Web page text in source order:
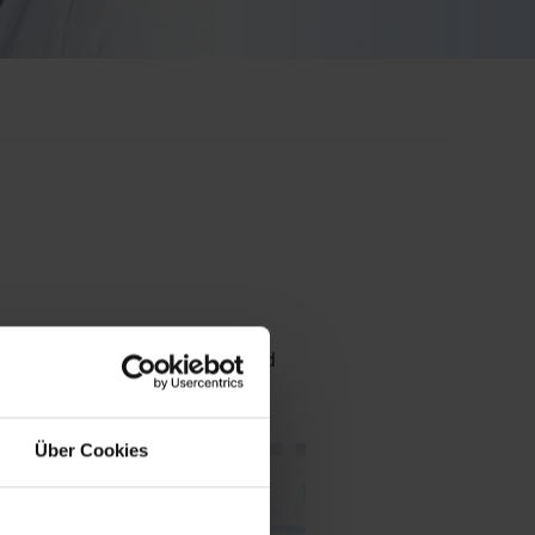
Über Cookies
Für Ihr Unternehmen sind
anpasst.